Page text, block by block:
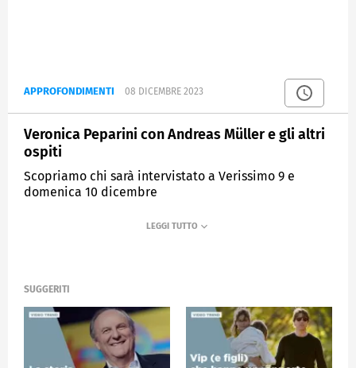
APPROFONDIMENTI 08 DICEMBRE 2023
Veronica Peparini con Andreas Müller e gli altri
ospiti
Scopriamo chi sarà intervistato a Verissimo 9 e
domenica 10 dicembre
VERISSIMO
SUGGERITI